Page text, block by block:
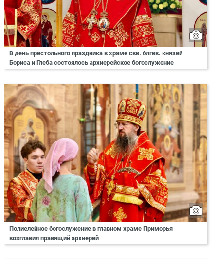
В день престольного праздника в храме свв. блгвв. князей
Бориса и Глеба состоялось архиерейское богослужение
Полиелейное богослужение в главном храме Приморья
возглавил правящий архиерей